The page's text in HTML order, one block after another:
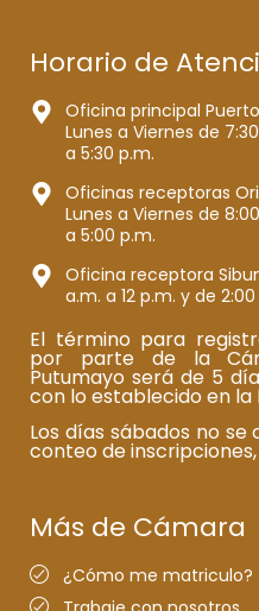
Horario de
Oficina principal
Lunes a Viernes de
a 5:30 p.m.
Oficinas receptoras
Lunes a Viernes de
a 5:00 p.m.
Oficina receptora
a.m. a 12 p.m. y de
El término para
por parte de la
Putumayo será de 5
con lo establecido en la
Los días sábados no
conteo de
Más de Cámara
¿Cómo me matriculo?